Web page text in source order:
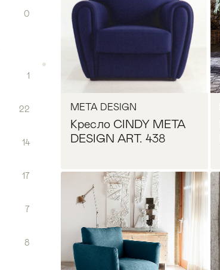
Хранение >
Комоды и тумбы >
Мебель для ванных комнат >
0
1
22
14
17
7
8
Запросить цену
META DESIGN
Кресло CINDY META
DESIGN ART. 438